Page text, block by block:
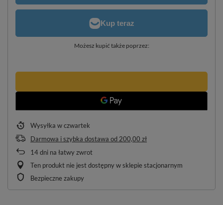
Możesz kupić także poprzez:
Wysyłka w czwartek
Darmowa i szybka dostawa od 200,00 zł
14dni na łatwy zwrot
Ten produkt nie jest dostępny w sklepie stacjonarnym
Bezpieczne zakupy